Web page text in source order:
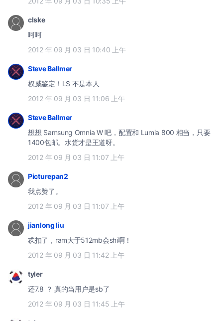
clske
呵呵
2012 年 09 月 03 日 10:40 上午
Steve Ballmer
权威鉴定！LS 不是本人
2012 年 09 月 03 日 11:06 上午
Steve Ballmer
想想 Samsung Omnia W 吧，配置和 Lumia 800 相当，只要
1400包邮。水货才是王道呀。
2012 年 09 月 03 日 11:07 上午
Picturepan2
我点赞了。
2012 年 09 月 03 日 11:07 上午
jianlong liu
忒扣了，ram大于512mb会shi啊！
2012 年 09 月 03 日 11:42 上午
tyler
还7.8 ？ 真的当用户是sb了
2012 年 09 月 03 日 11:45 上午